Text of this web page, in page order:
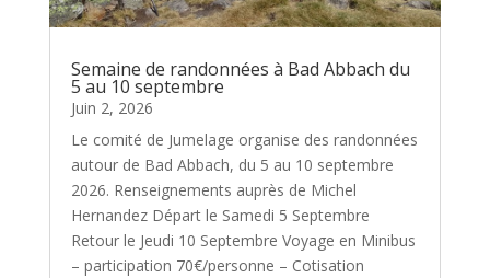
Semaine de randonnées à Bad Abbach du
5 au 10 septembre
Juin 2, 2026
Le comité de Jumelage organise des randonnées
autour de Bad Abbach, du 5 au 10 septembre
2026. Renseignements auprès de Michel
Hernandez Départ le Samedi 5 Septembre
Retour le Jeudi 10 Septembre Voyage en Minibus
– participation 70€/personne – Cotisation